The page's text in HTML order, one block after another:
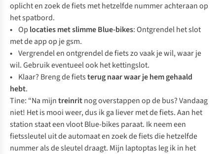
oplicht en zoek de fiets met hetzelfde nummer achteraan op
het spatbord.
• Op locaties met slimme Blue-bikes: Ontgrendel het slot
met de app op je gsm.
• Vergrendel en ontgrendel de fiets zo vaak je wil, waar je
wil. Gebruik eventueel ook het kettingslot.
• Klaar? Breng de fietsterug naar waar je hem gehaald
hebt.
Tine: “Na mijntreinritnog overstappen op de bus? Vandaag
niet! Het is mooi weer, dus ik ga liever met de fiets. Aan het
station staat een vloot Blue-bikes paraat. Ik neem een
fietssleutel uit de automaat en zoek de fiets die hetzelfde
nummer als de sleutel draagt. Mijn laptoptas leg ik in het